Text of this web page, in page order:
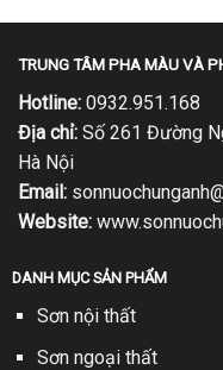
TRUNG TÂM PHA MÀU VÀ
Hotline: 0932.951.168
Địa chỉ: Số 261 Đường
Hà Nội
Email:
Website:
DANH MỤC SẢN PHẨM
Sơn nội thất
Sơn ngoại thất